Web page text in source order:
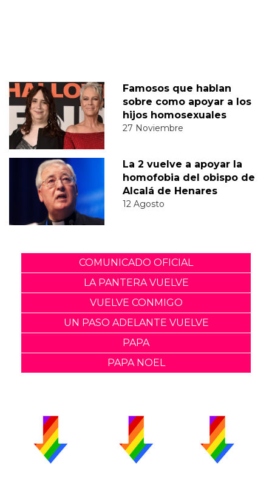
Famosos que hablan
sobre como apoyar a los
hijos homosexuales
27 Noviembre
La 2 vuelve a apoyar la
homofobia del obispo de
Alcalá de Henares
12 Agosto
COMUNICADO OFICIAL
LA PANTERA VUELVE
VUELVE CONMIGO
UN PASO ADELANTE VUELVE
PAPA
PAPA NOEL